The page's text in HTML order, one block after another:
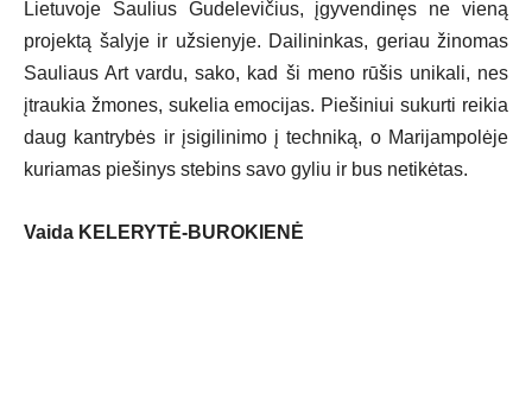
Lietuvoje Saulius Gudelevičius, įgyvendinęs ne vieną
projektą šalyje ir užsienyje. Dailininkas, geriau žinomas
Sauliaus Art vardu, sako, kad ši meno rūšis unikali, nes
įtraukia žmones, sukelia emocijas. Piešiniui sukurti reikia
daug kantrybės ir įsigilinimo į techniką, o Marijampolėje
kuriamas piešinys stebins savo gyliu ir bus netikėtas.
Vaida KELERYTĖ-BUROKIENĖ